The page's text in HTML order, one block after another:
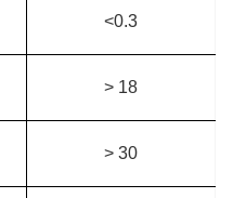
<0.3
> 18
> 30